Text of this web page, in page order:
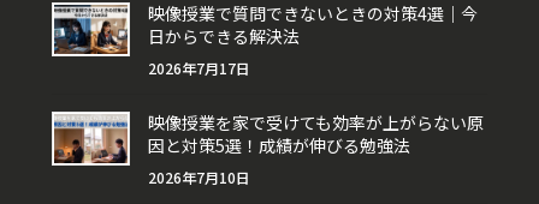
映像授業で質問できないときの対策4選｜今
日からできる解決法
2026年7月17日
映像授業を家で受けても効率が上がらない原
因と対策5選！成績が伸びる勉強法
2026年7月10日